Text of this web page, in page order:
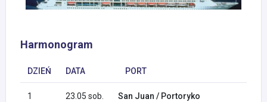
Harmonogram
DZIEŃ DATA PORT
1 23.05 sob. San Juan / Portoryko